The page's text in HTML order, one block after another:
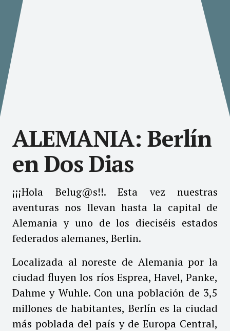
ALEMANIA: Berlín
en Dos Dias
¡¡¡Hola Belug@s!!. Esta vez nuestras
aventuras nos llevan hasta la capital de
Alemania y uno de los dieciséis estados
federados alemanes, Berlin.
Localizada al noreste de Alemania por la
ciudad fluyen los ríos Esprea, Havel, Panke,
Dahme y Wuhle. Con una población de 3,5
millones de habitantes, Berlín es la ciudad
más poblada del país y de Europa Central,